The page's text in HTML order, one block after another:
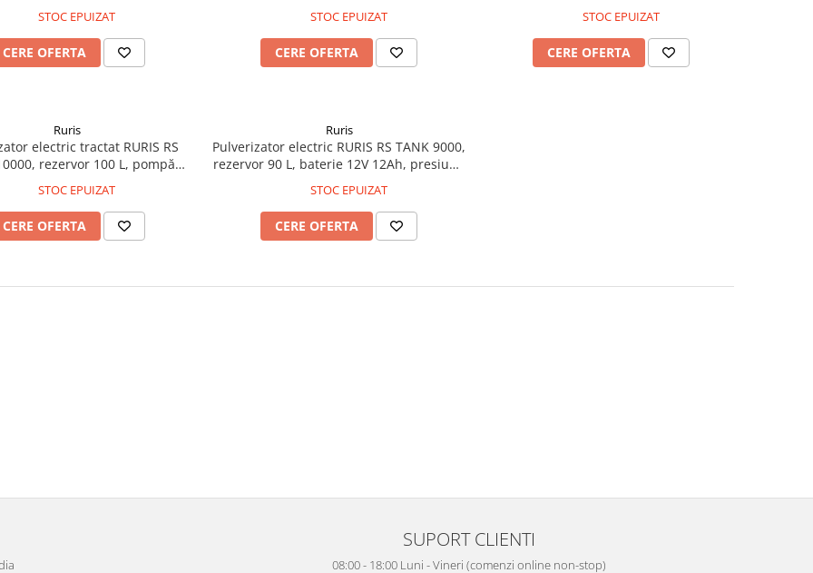
PSI (6 bari), lance telescopică
display LED, furtun de înaltă
pre
STOC EPUIZAT
CERE OFERTA
L/min, presiune 87 PSI (6 bari), lance
telescopică metalică, display LED
STOC EPUIZAT
CERE OFERTA
presiune 87 PSI (6 bari), lance telescopică
metalică, display LED, furtun de înaltă
pre
STOC EPUIZAT
CERE OFERTA
Ruris
electric tractat RURIS RS
rezervor 100 L, pompă
5 m, lance metalică, 4 duze
de pulverizare
STOC EPUIZAT
CERE OFERTA
Ruris
Pulverizator electric RURIS RS TANK 9000,
rezervor 90 L, baterie 12V 12Ah, presiune
telescopică metalică, autonomie 4 ore
STOC EPUIZAT
CERE OFERTA
SUPORT CLIENTI
08:00 - 18:00 Luni - Vineri (comenzi online non-stop)